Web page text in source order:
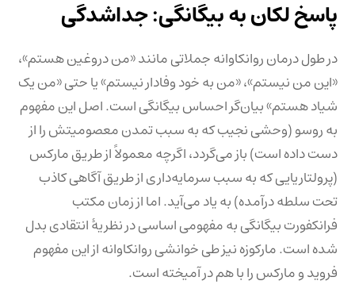
پاسخ لکان به بیگانگی: جداشدگی
در طول درمان روانکاوانه جملاتی مانند «من دروغین هستم»،
«این من نیستم»، «من به خود وفادار نیستم» یا حتی «من یک
شیاد هستم» بیان‌گر احساس بیگانگی است. اصل این مفهوم
به روسو (وحشی نجیب که به سبب تمدن معصومیتش را از
دست داده است) باز می‌گردد، اگرچه معمولاً از طریق مارکس
(پرولتاریایی که به سبب سرمایه‌داری از طریق آگاهی کاذب
تحت سلطه درآمده) به یاد می‌آید. اما از زمان مکتب
فرانکفورت بیگانگی به مفهومی اساسی در نظریهٔ انتقادی بدل
شده است. مارکوزه نیز طی خوانشی روانکاوانه از این مفهوم
فروید و مارکس را با هم در آمیخته است.